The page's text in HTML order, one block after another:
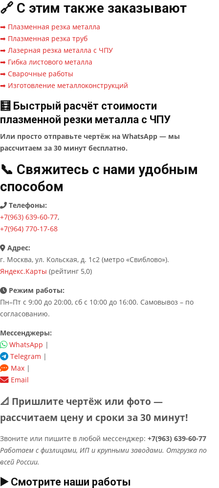
🔗 С этим также заказывают
➡ Плазменная резка металла
➡ Плазменная резка труб
➡ Лазерная резка металла с ЧПУ
➡ Гибка листового металла
➡ Сварочные работы
➡ Изготовление металлоконструкций
🧮 Быстрый расчёт стоимости
плазменной резки металла с ЧПУ
Или просто отправьте чертёж на WhatsApp — мы
рассчитаем за 30 минут бесплатно.
📞 Свяжитесь с нами удобным
способом
Телефоны:
+7(963) 639-60-77,
+7(964) 770-17-68
Адрес:
г. Москва, ул. Кольская, д. 1с2 (метро «Свиблово»).
Яндекс.Карты (рейтинг 5,0)
Режим работы:
Пн–Пт с 9:00 до 20:00, сб с 10:00 до 16:00. Самовывоз – по
согласованию.
Мессенджеры:
WhatsApp |
Telegram |
Max |
Email
📐 Пришлите чертёж или фото —
рассчитаем цену и сроки за 30 минут!
Звоните или пишите в любой мессенджер: +7(963) 639-60-77
Работаем с физлицами, ИП и крупными заводами. Отгрузка по
всей России.
▶️ Смотрите наши работы